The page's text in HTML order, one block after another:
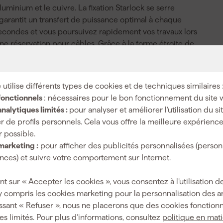
utilise différents types de cookies et de techniques similaires :
: nécessaires pour le bon fonctionnement du site
limités : pour analyser et améliorer l’utilisation du
de profils personnels. Cela vous offre la meilleure expérience
possible.
: pour afficher des publicités personnalisées
et suivre votre comportement sur Internet.
sur « Accepter les cookies », vous consentez à l’utilisation
compris les cookies marketing pour la personnalisation des
« Refuser », nous ne placerons que des cookies
limités. Pour plus d’informations, consultez politique en
et le cuivre. La fixation Starlock se serre
un transfert de puissance optimal à chaque
et vous poursuivez rapidement vos travaux lors
réservation pour câbles. Grâce à la forme étroite de
le contrôle lors du raccourcissement, des
des lames pour outil multifonction dotées de Starlock
plongeante est un choix judicieux. Ainsi, vous réalisez
reste soigné du début à la fin.
Standaard
Starlock
Outil multifonction